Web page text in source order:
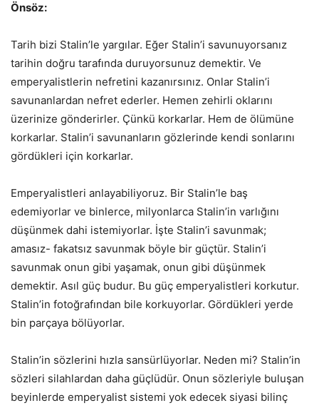
Önsöz:
Tarih bizi Stalin’le yargılar. Eğer Stalin’i savunuyorsanız
tarihin doğru tarafında duruyorsunuz demektir. Ve
emperyalistlerin nefretini kazanırsınız. Onlar Stalin’i
savunanlardan nefret ederler. Hemen zehirli oklarını
üzerinize gönderirler. Çünkü korkarlar. Hem de ölümüne
korkarlar. Stalin’i savunanların gözlerinde kendi sonlarını
gördükleri için korkarlar.
Emperyalistleri anlayabiliyoruz. Bir Stalin’le baş
edemiyorlar ve binlerce, milyonlarca Stalin’in varlığını
düşünmek dahi istemiyorlar. İşte Stalin’i savunmak;
amasız- fakatsız savunmak böyle bir güçtür. Stalin’i
savunmak onun gibi yaşamak, onun gibi düşünmek
demektir. Asıl güç budur. Bu güç emperyalistleri korkutur.
Stalin’in fotoğrafından bile korkuyorlar. Gördükleri yerde
bin parçaya bölüyorlar.
Stalin’in sözlerini hızla sansürlüyorlar. Neden mi? Stalin’in
sözleri silahlardan daha güçlüdür. Onun sözleriyle buluşan
beyinlerde emperyalist sistemi yok edecek siyasi bilinç